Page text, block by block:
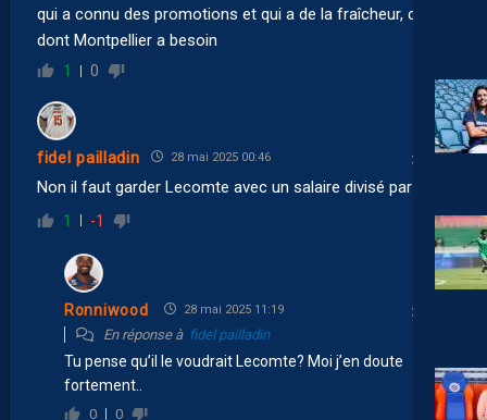
qui a connu des promotions et qui a de la fraîcheur, ce
dont Montpellier a besoin
1 0
fidel pailladin 28 mai 2025 00:46
Non il faut garder Lecomte avec un salaire divisé par trois
1 -1
Ronniwood 28 mai 2025 11:19
En réponse à fidel pailladin
Tu pense qu’il le voudrait Lecomte? Moi j’en doute
fortement..
0 0